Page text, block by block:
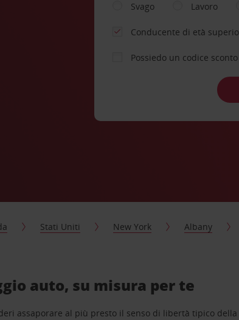
Svago
Lavoro
Conducente di età
Possiedo un codice sconto
Stati Uniti New York Albany
auto, su misura per te
assaporare al più presto il senso di libertà tipico